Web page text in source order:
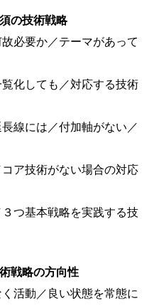
の技術戦略
必要か／テーマがあって
化しても／対応する技術
線には／付加軸がない／
ア技術がない場合の対応
つ基本戦略を実践する技
戦略の方向性
活動／良い状態を常態に